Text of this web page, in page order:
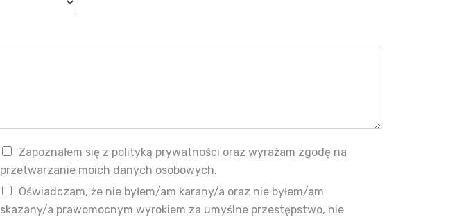
Zapoznałem się z polityką prywatności oraz wyrażam zgodę na
przetwarzanie moich danych osobowych.
Oświadczam, że nie byłem/am karany/a oraz nie byłem/am
skazany/a prawomocnym wyrokiem za umyślne przestępstwo, nie